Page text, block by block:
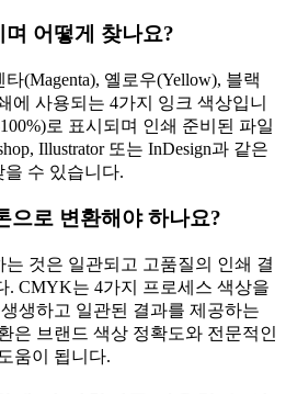
어떻게 찾나요?
(Magenta), 옐로우(Yellow), 블랙
에 사용되는 4가지 잉크 색상입니
로 표시되며 인쇄 준비된 파일
Illustrator 또는 InDesign과 같은
수 있습니다.
로 변환해야 하나요?
것은 일관되고 고품질의 인쇄 결
. CMYK는 4가지 프로세스 색상을
생하고 일관된 결과를 제공하는
은 브랜드 색상 정확도와 전문적인
움이 됩니다.